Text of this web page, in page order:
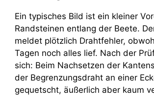
Ein typisches Bild ist ein kleiner
Randsteinen entlang der Beete.
meldet plötzlich Drahtfehler,
Tagen noch alles lief. Nach der
sich: Beim Nachsetzen der
der Begrenzungsdraht an einer
gequetscht, äußerlich aber kaum